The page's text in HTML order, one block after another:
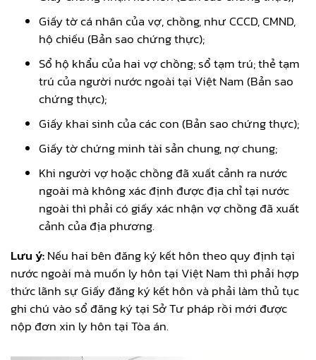
Giấy tờ cá nhân của vợ, chồng, như CCCD, CMND,
hộ chiếu (Bản sao chứng thực);
Sổ hộ khẩu của hai vợ chồng; sổ tạm trú; thẻ tạm
trú của người nước ngoài tại Việt Nam (Bản sao
chứng thực);
Giấy khai sinh của các con (Bản sao chứng thực);
Giấy tờ chứng minh tài sản chung, nợ chung;
Khi người vợ hoặc chồng đã xuất cảnh ra nước
ngoài mà không xác định được địa chỉ tại nước
ngoài thì phải có giấy xác nhận vợ chồng đã xuất
cảnh của địa phương.
Lưu ý:Nếu hai bên đăng ký kết hôn theo quy định tại
nước ngoài mà muốn ly hôn tại Việt Nam thì phải hợp
thức lãnh sự Giấy đăng ký kết hôn và phải làm thủ tục
ghi chú vào sổ đăng ký tại Sở Tư pháp rồi mới được
nộp đơn xin ly hôn tại Tòa án.